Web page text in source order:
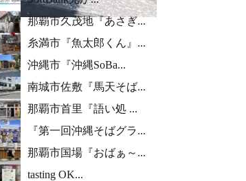
那覇市久茂地『あさぎ...
糸満市『魚太郎くん』...
沖縄市『沖縄SoBa...
南城市佐敷『馬天そば...
那覇市首里『語い処 ...
『第一回沖縄そばグラ...
那覇市国場『おばぁ～...
tasting OK...